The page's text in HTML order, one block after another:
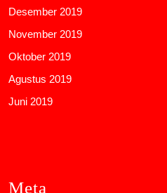
Desember 2019
November 2019
Oktober 2019
Agustus 2019
Juni 2019
Meta